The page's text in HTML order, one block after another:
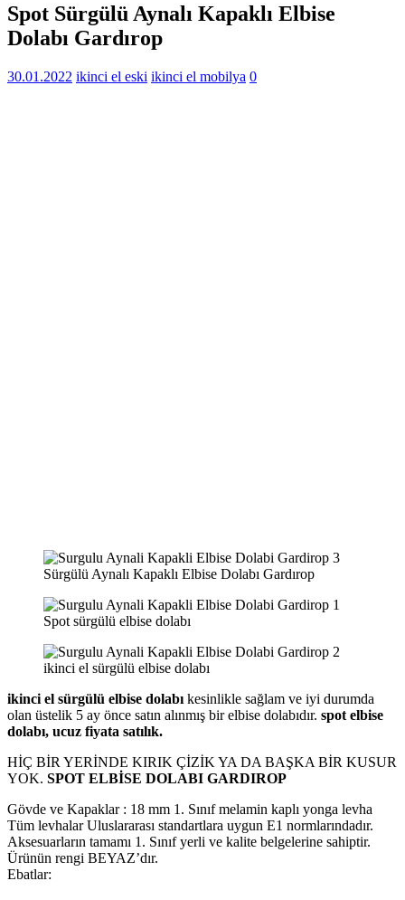
Spot Sürgülü Aynalı Kapaklı Elbise
Dolabı Gardırop
30.01.2022 ikinci el eski ikinci el mobilya 0
Sürgülü Aynalı Kapaklı Elbise Dolabı Gardırop
Spot sürgülü elbise dolabı
ikinci el sürgülü elbise dolabı
ikinci el sürgülü elbise dolabı kesinlikle sağlam ve iyi durumda
olan üstelik 5 ay önce satın alınmış bir elbise dolabıdır. spot elbise
dolabı, ucuz fiyata satılık.
HİÇ BİR YERİNDE KIRIK ÇİZİK YA DA BAŞKA BİR KUSUR
YOK. SPOT ELBİSE DOLABI GARDIROP
Gövde ve Kapaklar : 18 mm 1. Sınıf melamin kaplı yonga levha
Tüm levhalar Uluslararası standartlara uygun E1 normlarındadır.
Aksesuarların tamamı 1. Sınıf yerli ve kalite belgelerine sahiptir.
Ürünün rengi BEYAZ’dır.
Ebatlar: